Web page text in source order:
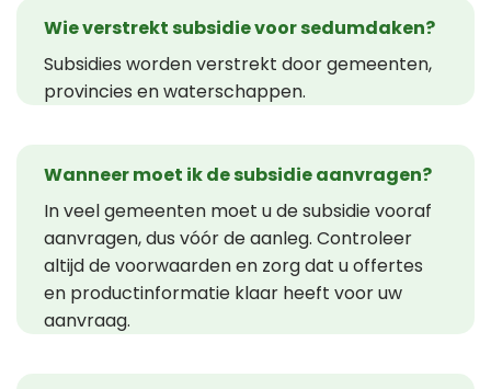
Wie verstrekt subsidie voor sedumdaken?
Subsidies worden verstrekt door gemeenten,
provincies en waterschappen.
Wanneer moet ik de subsidie aanvragen?
In veel gemeenten moet u de subsidie vooraf
aanvragen, dus vóór de aanleg. Controleer
altijd de voorwaarden en zorg dat u offertes
en productinformatie klaar heeft voor uw
aanvraag.